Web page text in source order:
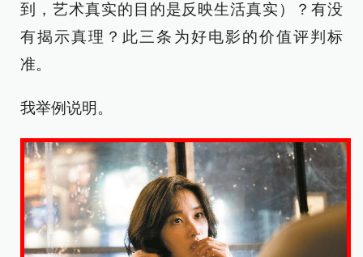
到，艺术真实的目的是反映生活真实）？有没
有揭示真理？此三条为好电影的价值评判标
准。
我举例说明。